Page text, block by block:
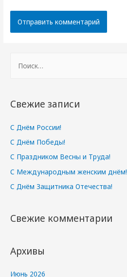
т
:
Свежие записи
С Днём России!
С Днём Победы!
С Праздником Весны и Труда!
С Международным женским днём!
С Днём Защитника Отечества!
Свежие комментарии
Архивы
Июнь 2026